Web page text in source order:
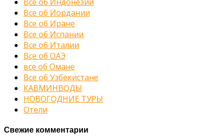
Все об Иордании
Все об Иране
Все об Испании
Все об Италии
Все об ОАЭ
все об Омане
Все об Узбекистане
КАВМИНВОДЫ
НОВОГОДНИЕ ТУРЫ
Отели
Свежие комментарии